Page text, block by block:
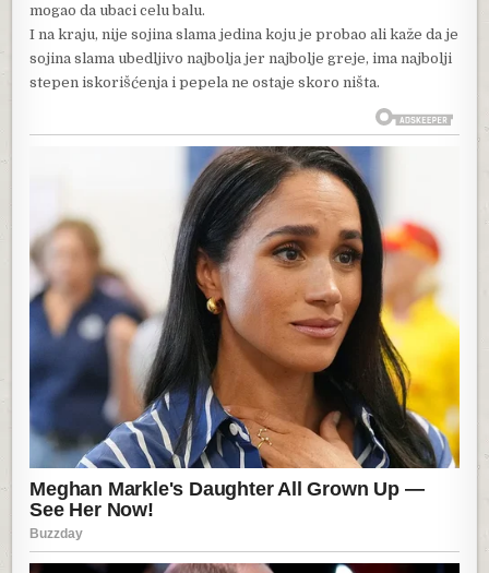
mogao da ubaci celu balu.
I na kraju, nije sojina slama jedina koju je probao ali kaže da je
sojina slama ubedljivo najbolja jer najbolje greje, ima najbolji
stepen iskorišćenja i pepela ne ostaje skoro ništa.